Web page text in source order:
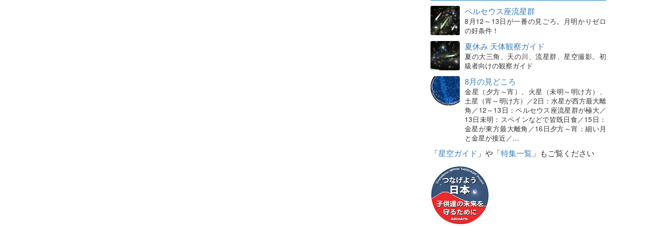
ペルセウス座流星群
8月12～13日が一番の見ごろ。月明かりゼロ
の好条件！
夏休み 天体観察ガイド
夏の大三角、天の川、流星群、星空撮影。初
級者向けの観察ガイド
8月の見どころ
金星（夕方～宵）、火星（未明～明け方）、
土星（宵～明け方）／2日：水星が西方最大離
角／12～13日：ペルセウス座流星群が極大／
13日未明：スペインなどで皆既日食／15日：
金星が東方最大離角／16日夕方～宵：細い月
と金星が接近／…
「星空ガイド 」や「特集一覧 」もご覧ください